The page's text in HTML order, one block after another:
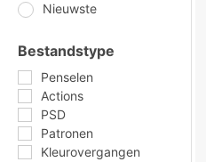
Nieuwste
Bestandstype
Penselen
Actions
PSD
Patronen
Kleurovergangen